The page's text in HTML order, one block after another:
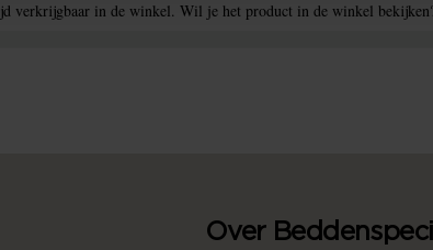
verkrijgbaar in de winkel. Wil je het product in de winkel
Over